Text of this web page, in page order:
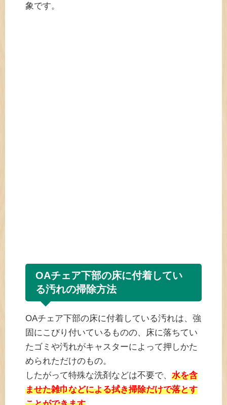
象です。
OAチェア下部の床に付着してい
る汚れの掃除方法
OAチェア下部の床に付着している汚れは、強
固にこびり付いているものの、床に落ちてい
たゴミや汚れがキャスターによって押しかた
められただけのもの。
したがって特殊な洗剤などは不要で、 水を含
ませた雑巾などによる拭き掃除だけで落とす